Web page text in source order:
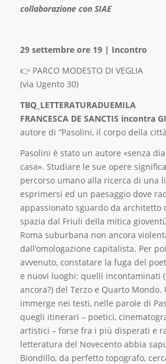
collaborazione con SIAE
29 settembre ore 19 | Incontro
👉 PARCO MODESTO DI VEGLIA
(via Ugento 30)
TBQ_LETTERATURADUEMILA
FRANCESCA DE SANCTIS incontra
autore di “Pasolini, il corpo della
Pasolini è stato un autore «senza
casa». Studiare le sue opere
percorso umano alla ricerca di una
esprimersi ed un paesaggio dove
appassionato sguardo da architetto
spazia dal Friuli della mitica
Roma suburbana non ancora
dall’omologazione capitalista. Per
avvenuto, constatare la fuga del
e nuovi luoghi: quelli incontaminati
ancora?) del Terzo e Quarto Mondo.
immerge nei testi, nelle parole di
quegli itinerari – poetici,
artistici – forse fra i più disperati e
letteratura del Novecento abbia
Biondillo, da perfetto topografo,